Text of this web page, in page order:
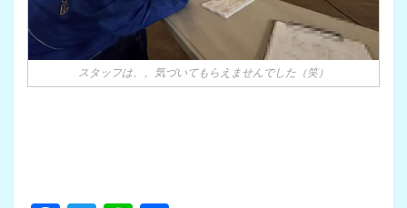
スタッフは、、気づいてもらえませんでした（笑）